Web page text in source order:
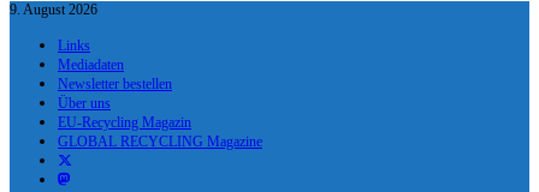
9. August 2026
Links
Mediadaten
Newsletter bestellen
Über uns
EU-Recycling Magazin
GLOBAL RECYCLING Magazine